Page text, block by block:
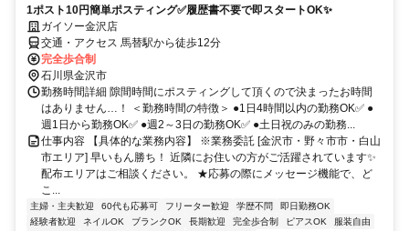
1ポスト10円簡単ポスティング✅履歴書不要で即スタートOK✨
ガイソー金沢店
交通・アクセス 馬替駅から徒歩12分
完全歩合制
石川県金沢市
勤務時間詳細 隙間時間にポスティングして頂くので決まったお時間
はありません…！ ＜勤務時間の特徴＞ ●1日4時間以内の勤務OK✅ ●
週1日から勤務OK✅ ●週2～3日の勤務OK✅ ●土日祝のみの勤務...
仕事内容 【具体的な業務内容】 ※業務委託 [金沢市・野々市市・白山
市エリア] 早いもん勝ち！ 近隣にお住いの方がご活躍されています✨
配布エリアはご相談ください。 ★応募の際にメッセージ機能で、ど
こ...
主婦・主夫歓迎 60代も応募可 フリーター歓迎 学歴不問
即日勤務OK
経験者歓迎
ネイルOK ブランクOK 長期歓迎 完全歩合制 ピアスOK
服装自由